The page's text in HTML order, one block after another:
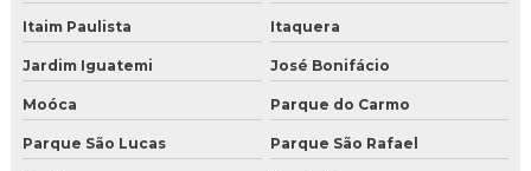
Distribuidor de gelo seco perto de mim
Distribuidora de gelo seco em BH
Itaim Paulista Itaquera
Jardim Iguatemi José Bonifácio
Moóca Parque do Carmo
Parque São Lucas Parque São Rafael